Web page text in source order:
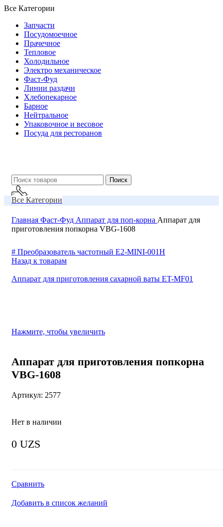
Все Категории
Запчасти
Посудомоечное
Прачечное
Тепловое
Холодильное
Электро механическое
Фаст-Фуд
Линии раздачи
Хлебопекарное
Барное
Нейтральное
Упаковочное и весовое
Посуда для ресторанов
Поиск
Звоните
Напишите нам в телеграм
Меню
Вход / Регистрация
Все Категории
О Компании
Контакты
Отзывы и Предложения
Доставка и FAQs
Партнеры
Главная Фаст-Фуд Аппарат для поп-корна Аппарат для
приготовления попкорна VBG-1608
# Преобразователь частотный E2-MINI-001Н
Назад к товарам
Аппарат для приготовления сахарной ваты ET-MF01
Нажмите, чтобы увеличить
Аппарат для приготовления попкорна
VBG-1608
Артикул: 2577
Нет в наличии
0 UZS
Сравнить
Добавить в список желаний